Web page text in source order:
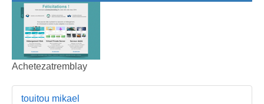
Achetezatremblay
touitou mikael